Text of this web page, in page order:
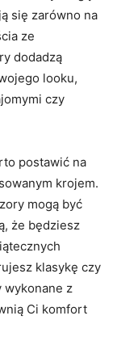
się zarówno na‍
ze
dodadzą
looku,‍
czy
postawić na
krojem.
​mogą być
że będziesz
klasykę czy
wykonane z
Ci komfort